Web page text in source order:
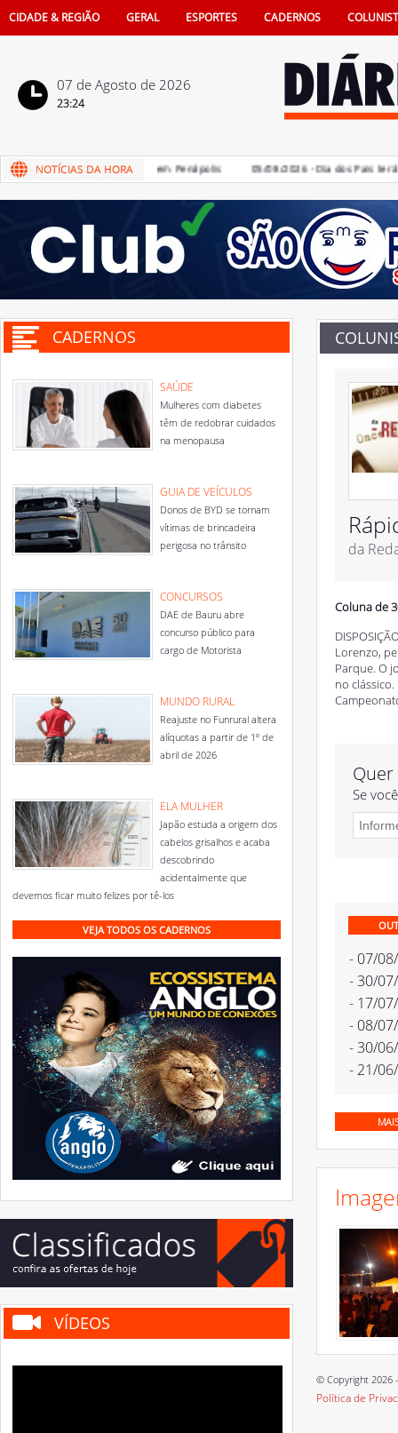
CIDADE & REGIÃO GERAL ESPORTES CADERNOS
07 de Agosto de 2026
23:24
de emprego criadas em Penápolis 05/08/2026 - Dia dos Pais terá
CADERNOS
SAÚDE
Mulheres com diabetes
têm de redobrar cuidados
na menopausa
GUIA DE VEÍCULOS
Donos de BYD se tornam
vítimas de brincadeira
perigosa no trânsito
CONCURSOS
DAE de Bauru abre
concurso público para
cargo de Motorista
MUNDO RURAL
Reajuste no Funrural altera
alíquotas a partir de 1º de
abril de 2026
ELA MULHER
Japão estuda a origem dos
cabelos grisalhos e acaba
descobrindo
acidentalmente que
devemos ficar muito felizes por tê-los
VEJA TODOS OS CADERNOS
VÍDEOS
da
Coluna de
Lorenzo,
Parque. O
no
Se
- 07/
- 30/
- 17/
- 08/
- 30/
- 21/
© Copyright 2026
Política de